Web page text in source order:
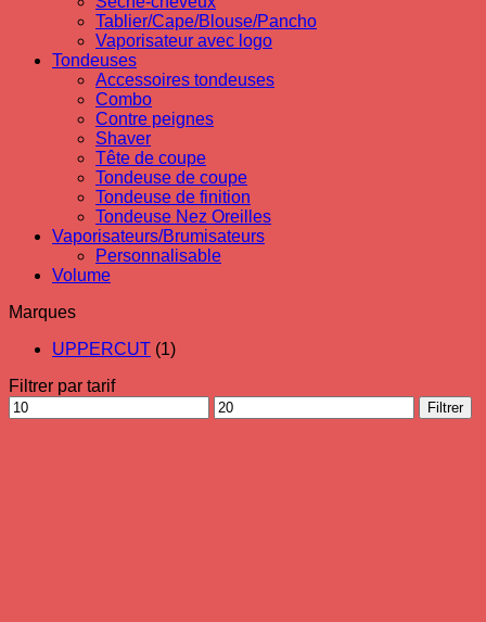
Tablier/Cape/Blouse/Pancho
Vaporisateur avec logo
Tondeuses
Accessoires tondeuses
Combo
Contre peignes
Shaver
Tête de coupe
Tondeuse de coupe
Tondeuse de finition
Tondeuse Nez Oreilles
Vaporisateurs/Brumisateurs
Personnalisable
Volume
Marques
UPPERCUT (1)
Filtrer par tarif
Prix
min
Prix
max
Filtrer